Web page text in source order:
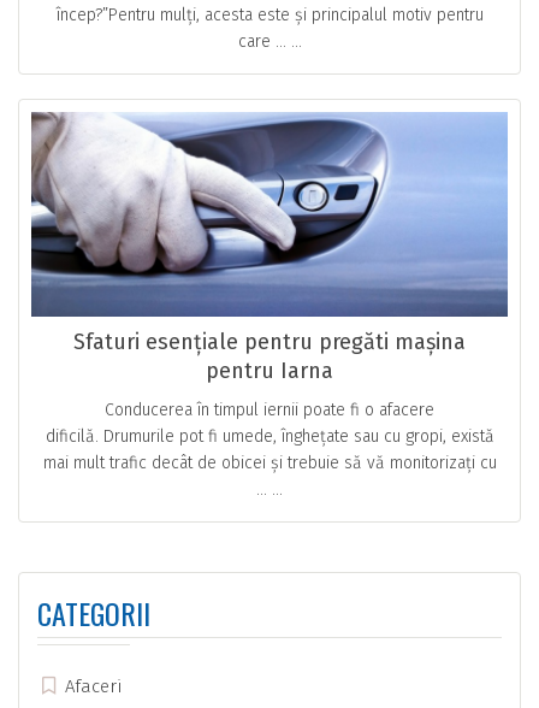
încep?”Pentru mulți, acesta este și principalul motiv pentru
care … ...
Sfaturi esențiale pentru pregăti mașina
pentru Iarna
Conducerea în timpul iernii poate fi o afacere
dificilă. Drumurile pot fi umede, înghețate sau cu gropi, există
mai mult trafic decât de obicei și trebuie să vă monitorizați cu
… ...
CATEGORII
Afaceri